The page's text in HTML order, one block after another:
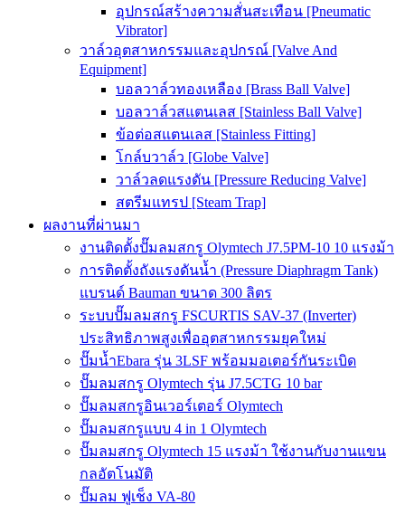
อุปกรณ์สร้างความสั่นสะเทือน [Pneumatic
Vibrator]
วาล์วอุตสาหกรรมและอุปกรณ์ [Valve And
Equipment]
บอลวาล์วทองเหลือง [Brass Ball Valve]
บอลวาล์วสแตนเลส [Stainless Ball Valve]
ข้อต่อสแตนเลส [Stainless Fitting]
โกล์บวาล์ว [Globe Valve]
วาล์วลดแรงดัน [Pressure Reducing Valve]
สตรีมแทรป [Steam Trap]
ผลงานที่ผ่านมา
งานติดตั้งปั๊มลมสกรู Olymtech J7.5PM-10 10 แรงม้า
การติดตั้งถังแรงดันน้ำ (Pressure Diaphragm Tank)
แบรนด์ Bauman ขนาด 300 ลิตร
ระบบปั๊มลมสกรู FSCURTIS SAV-37 (Inverter)
ประสิทธิภาพสูงเพื่ออุตสาหกรรมยุคใหม่
ปั๊มน้ำEbara รุ่น 3LSF พร้อมมอเตอร์กันระเบิด
ปั๊มลมสกรู Olymtech รุ่น J7.5CTG 10 bar
ปั๊มลมสกรูอินเวอร์เตอร์ Olymtech
ปั๊มลมสกรูแบบ 4 in 1 Olymtech
ปั๊มลมสกรู Olymtech 15 แรงม้า ใช้งานกับงานแขน
กลอัตโนมัติ
ปั๊มลม ฟูเช็ง VA-80